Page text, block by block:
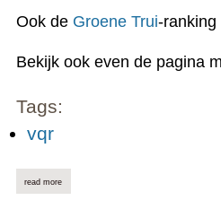
Ook de Groene Trui-
Bekijk ook even de pagina
Tags:
vqr
read more